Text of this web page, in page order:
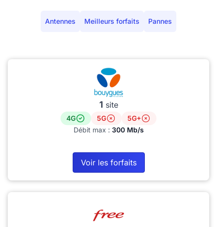
Antennes Meilleurs forfaits Pannes
1 site
4G 5G
5G+
Débit max : 300 Mb/s
Voir les forfaits